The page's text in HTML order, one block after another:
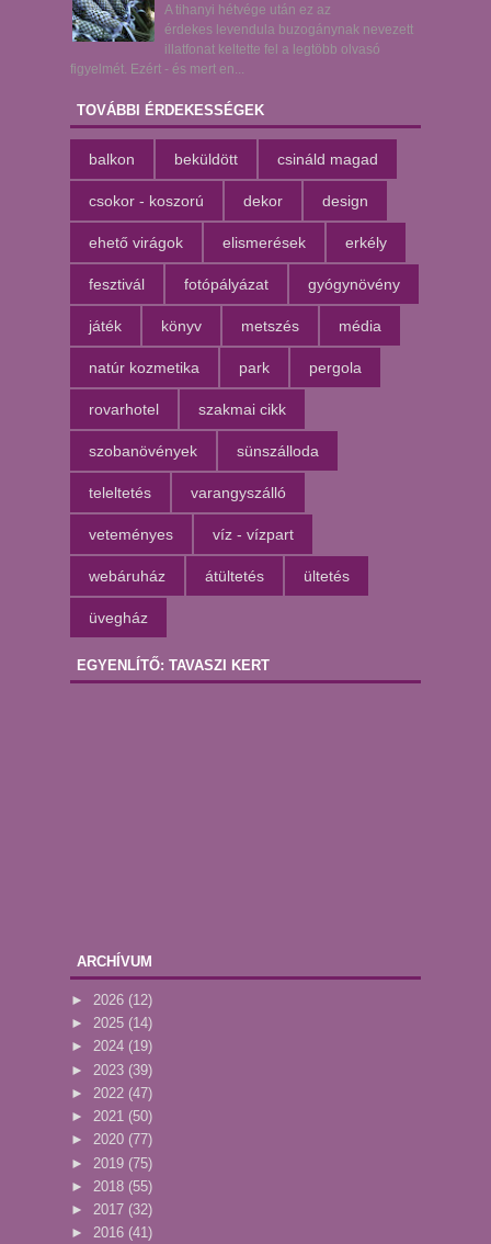
A tihanyi hétvége után ez az
érdekes levendula buzogánynak nevezett
illatfonat keltette fel a legtöbb olvasó
figyelmét. Ezért - és mert en...
TOVÁBBI ÉRDEKESSÉGEK
balkon beküldött csináld magad
csokor - koszorú dekor design
ehető virágok elismerések erkély
fesztivál fotópályázat gyógynövény
játék könyv metszés média
natúr kozmetika park pergola
rovarhotel szakmai cikk
szobanövények sünszálloda
teleltetés varangyszálló
veteményes víz - vízpart
webáruház átültetés ültetés
üvegház
EGYENLÍTŐ: TAVASZI KERT
ARCHÍVUM
► 2026 (12)
► 2025 (14)
► 2024 (19)
► 2023 (39)
► 2022 (47)
► 2021 (50)
► 2020 (77)
► 2019 (75)
► 2018 (55)
► 2017 (32)
► 2016 (41)